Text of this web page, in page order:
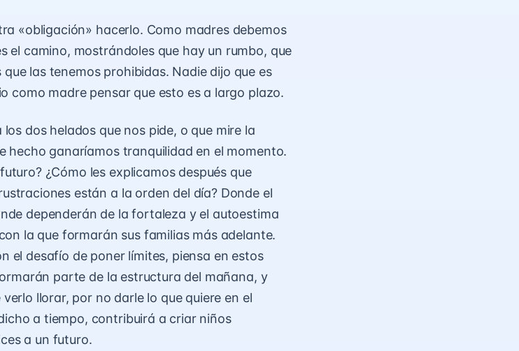
«obligación» hacerlo. Como madres debemos
el camino, mostrándoles que hay un rumbo, que
las tenemos prohibidas. Nadie dijo que es
como madre pensar que esto es a largo plazo.
dos helados que nos pide, o que mire la
hecho ganaríamos tranquilidad en el momento.
¿Cómo les explicamos después que
están a la orden del día? Donde el
dependerán de la fortaleza y el autoestima
la que formarán sus familias más adelante.
el desafío de poner límites, piensa en estos
parte de la estructura del mañana, y
llorar, por no darle lo que quiere en el
a tiempo, contribuirá a criar niños
a un futuro.